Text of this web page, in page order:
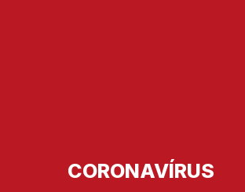
CORONAVÍRUS